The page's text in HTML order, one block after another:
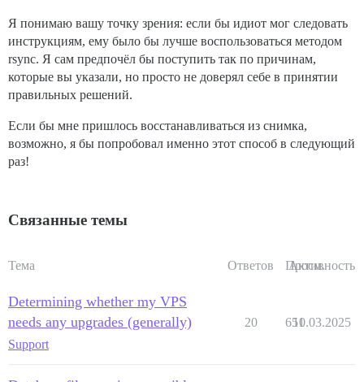
Я понимаю вашу точку зрения: если бы идиот мог следовать
инструкциям, ему было бы лучше воспользоваться методом
rsync. Я сам предпочёл бы поступить так по причинам,
которые вы указали, но просто не доверял себе в принятии
правильных решений.
Если бы мне пришлось восстанавливаться из снимка,
возможно, я бы попробовал именно этот способ в следующий
раз!
Связанные темы
Тема Ответов Просм.
Активность
Determining whether my VPS
needs any upgrades (generally)
Support
20 651
10.03.2025